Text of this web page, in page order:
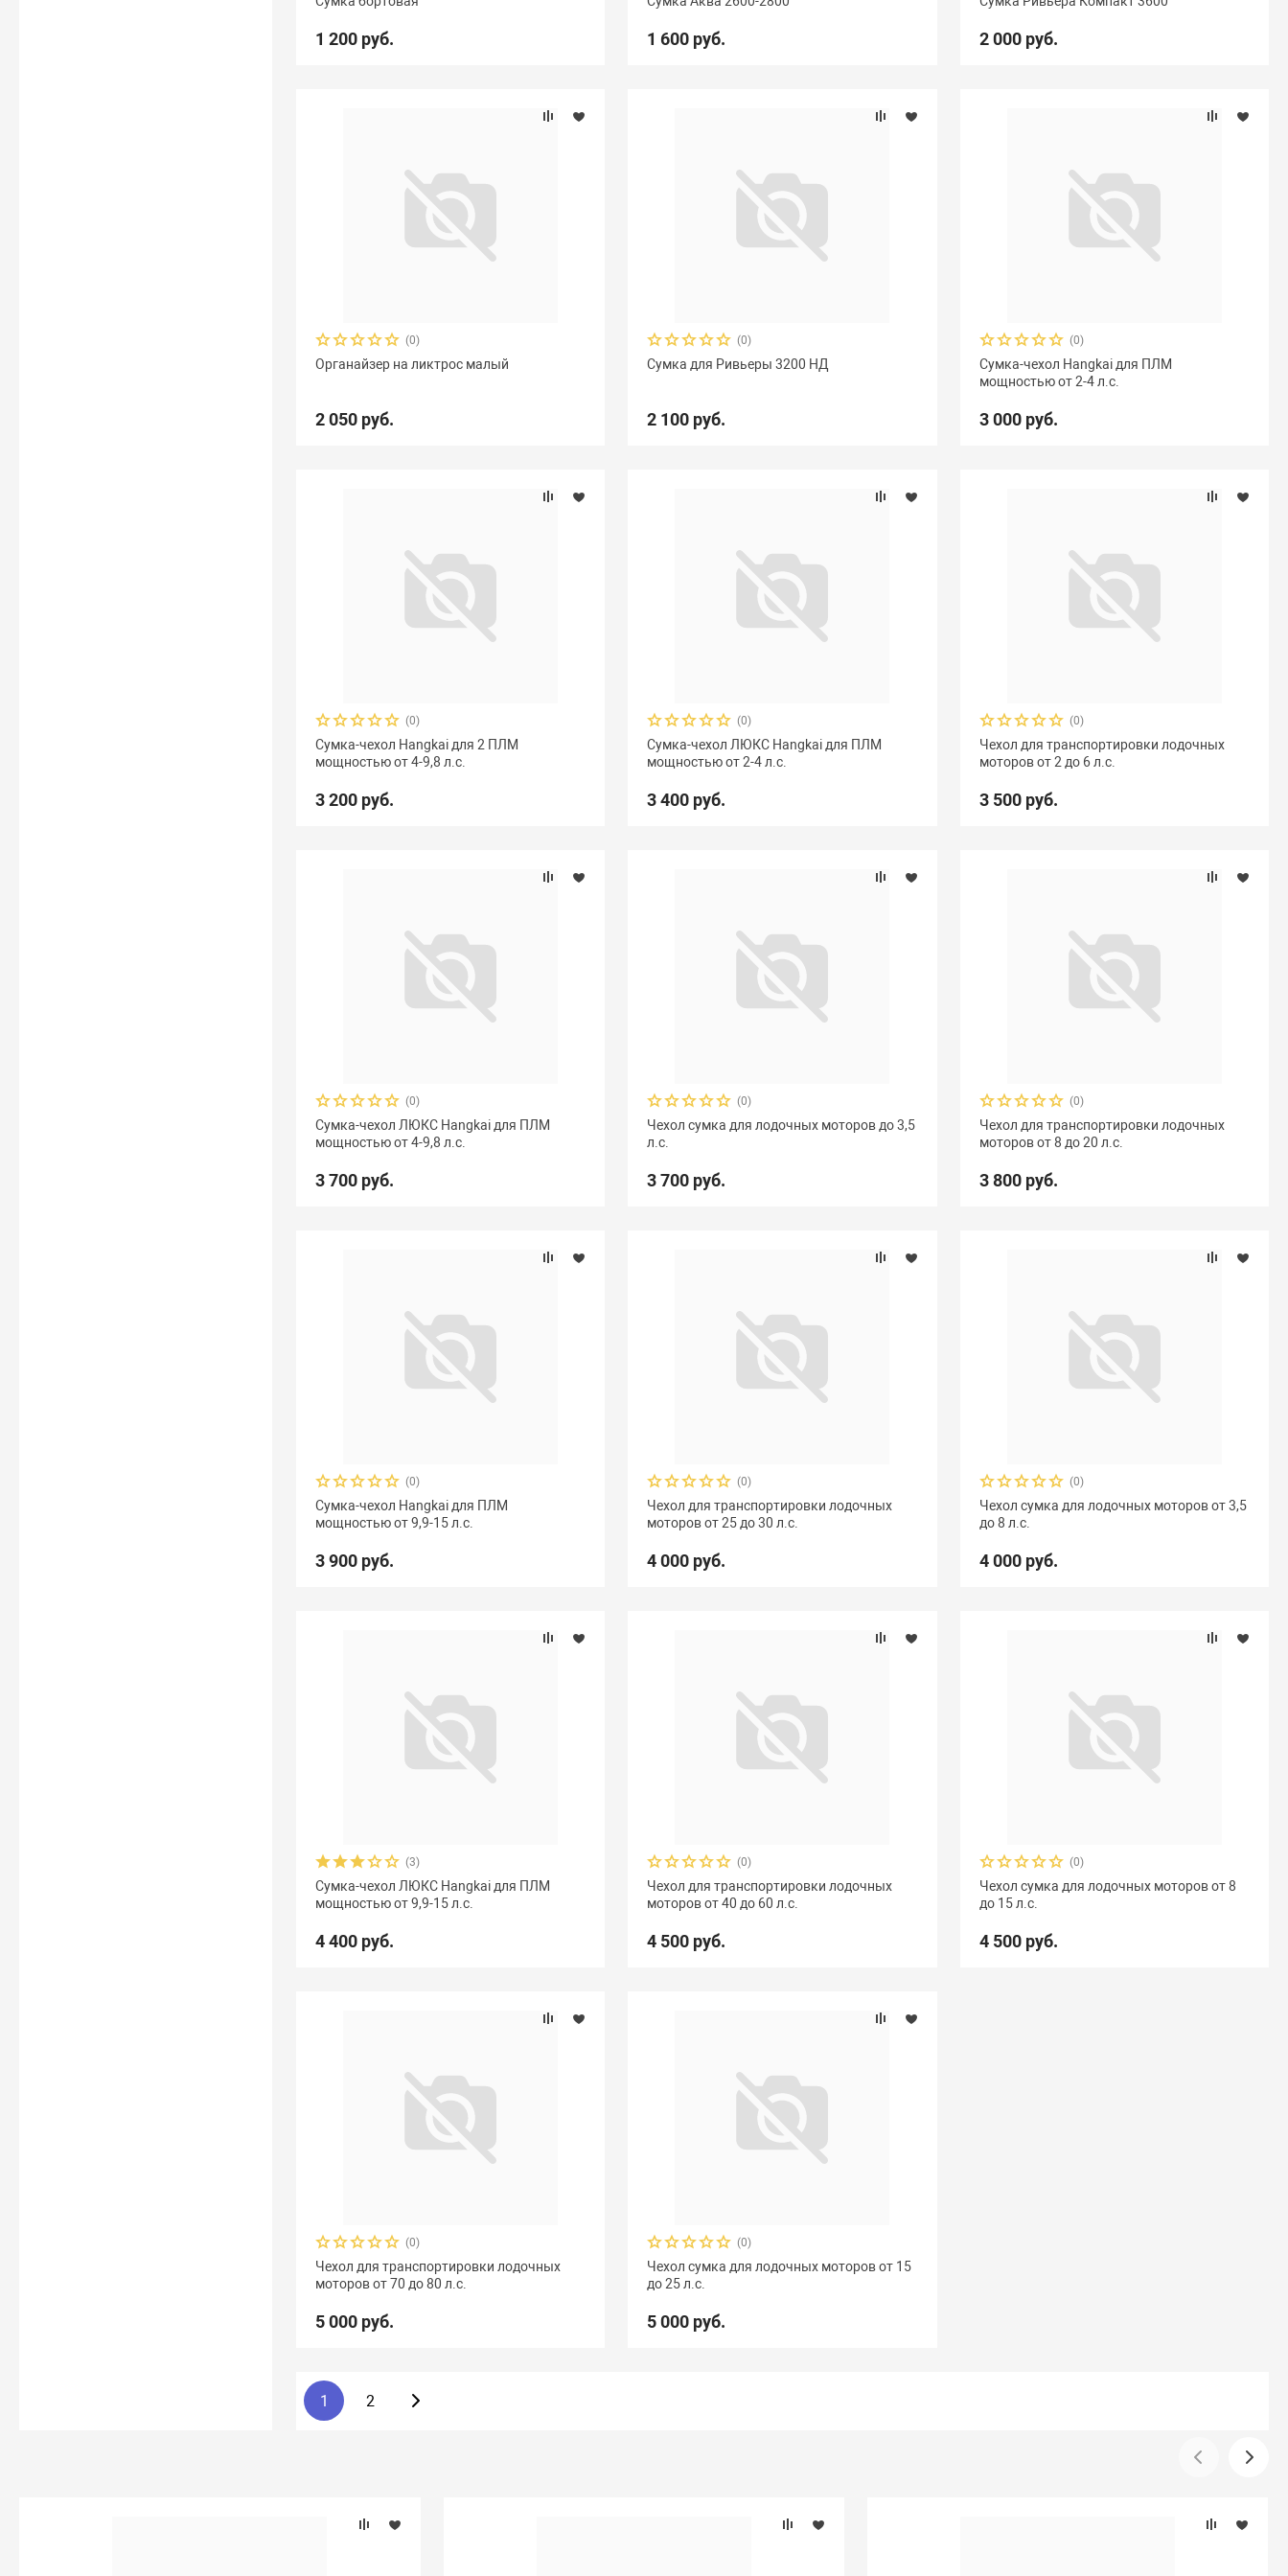
1 200 руб. 1 600 руб. 2 000 руб.
(0)
Органайзер на ликтрос малый
2 050 руб.
(0)
Сумка для Ривьеры 3200 НД
2 100 руб.
(0)
Сумка-чехол Hangkai для ПЛМ
мощностью от 2-4 л.с.
3 000 руб.
(0)
Сумка-чехол Hangkai для 2 ПЛМ
мощностью от 4-9,8 л.с.
3 200 руб.
(0)
Сумка-чехол ЛЮКС Hangkai для ПЛМ
мощностью от 2-4 л.с.
3 400 руб.
(0)
Чехол для транспортировки лодочных
моторов от 2 до 6 л.с.
3 500 руб.
(0)
Сумка-чехол ЛЮКС Hangkai для ПЛМ
мощностью от 4-9,8 л.с.
3 700 руб.
(0)
Чехол сумка для лодочных моторов до 3,5
л.с.
3 700 руб.
(0)
Чехол для транспортировки лодочных
моторов от 8 до 20 л.с.
3 800 руб.
(0)
Сумка-чехол Hangkai для ПЛМ
мощностью от 9,9-15 л.с.
3 900 руб.
(0)
Чехол для транспортировки лодочных
моторов от 25 до 30 л.с.
4 000 руб.
(0)
Чехол сумка для лодочных моторов от 3,5
до 8 л.с.
4 000 руб.
(3)
Сумка-чехол ЛЮКС Hangkai для ПЛМ
мощностью от 9,9-15 л.с.
4 400 руб.
(0)
Чехол для транспортировки лодочных
моторов от 40 до 60 л.с.
4 500 руб.
(0)
Чехол сумка для лодочных моторов от 8
до 15 л.с.
4 500 руб.
(0)
Чехол для транспортировки лодочных
моторов от 70 до 80 л.с.
5 000 руб.
(0)
Чехол сумка для лодочных моторов от 15
до 25 л.с.
5 000 руб.
1 2